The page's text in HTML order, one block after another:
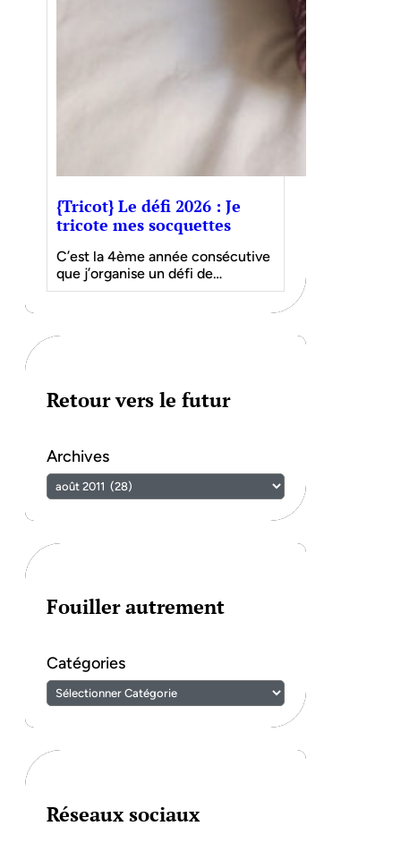
{Tricot} Le défi 2026 : Je
tricote mes socquettes
C’est la 4ème année consécutive
que j’organise un défi de…
Retour vers le futur
Archives
Fouiller autrement
Catégories
Réseaux sociaux